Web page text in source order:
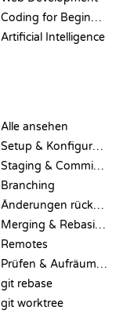
Coding for Beginners
Artificial Intelligence
Alle ansehen
Setup & Konfiguration
Staging & Committing
Branching
Änderungen rückgängig machen
Merging & Rebasing
Remotes
Prüfen & Aufräumen
git rebase
git worktree